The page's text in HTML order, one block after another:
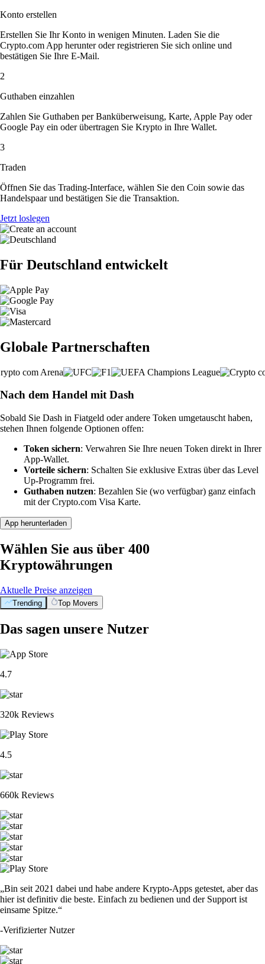
Konto erstellen
Erstellen Sie Ihr Konto in wenigen Minuten. Laden Sie die
Crypto.com App herunter oder registrieren Sie sich online und
bestätigen Sie Ihre E-Mail.
2
Guthaben einzahlen
Zahlen Sie Guthaben per Banküberweisung, Karte, Apple Pay oder
Google Pay ein oder übertragen Sie Krypto in Ihre Wallet.
3
Traden
Öffnen Sie das Trading-Interface, wählen Sie den Coin sowie das
Handelspaar und bestätigen Sie die Transaktion.
Jetzt loslegen
Für Deutschland entwickelt
Globale Partnerschaften
Nach dem Handel mit Dash
Sobald Sie Dash in Fiatgeld oder andere Token umgetauscht haben,
stehen Ihnen folgende Optionen offen:
Token sichern: Verwahren Sie Ihre neuen Token direkt in Ihrer
App-Wallet.
Vorteile sichern: Schalten Sie exklusive Extras über das Level
Up-Programm frei.
Guthaben nutzen: Bezahlen Sie (wo verfügbar) ganz einfach
mit der Crypto.com Visa Karte.
App herunterladen
Wählen Sie aus über 400
Kryptowährungen
Aktuelle Preise anzeigen
Trending Top Movers
Das sagen unsere Nutzer
4.7
320k Reviews
4.5
660k Reviews
„Bin seit 2021 dabei und habe andere Krypto-Apps getestet, aber das
hier ist definitiv die beste. Einfach zu bedienen und der Support ist
einsame Spitze.“
-Verifizierter Nutzer